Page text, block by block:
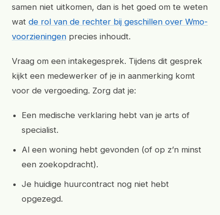
samen niet uitkomen, dan is het goed om te weten
wat de rol van de rechter bij geschillen over Wmo-
voorzieningen precies inhoudt.
Vraag om een intakegesprek. Tijdens dit gesprek
kijkt een medewerker of je in aanmerking komt
voor de vergoeding. Zorg dat je:
Een medische verklaring hebt van je arts of
specialist.
Al een woning hebt gevonden (of op z’n minst
een zoekopdracht).
Je huidige huurcontract nog niet hebt
opgezegd.